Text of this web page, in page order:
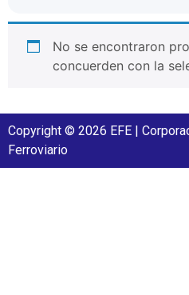
No se encontraron
concuerden con la
Copyright © 2026 EFE |
Ferroviario